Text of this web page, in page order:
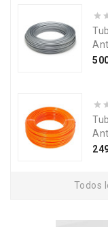
Todos